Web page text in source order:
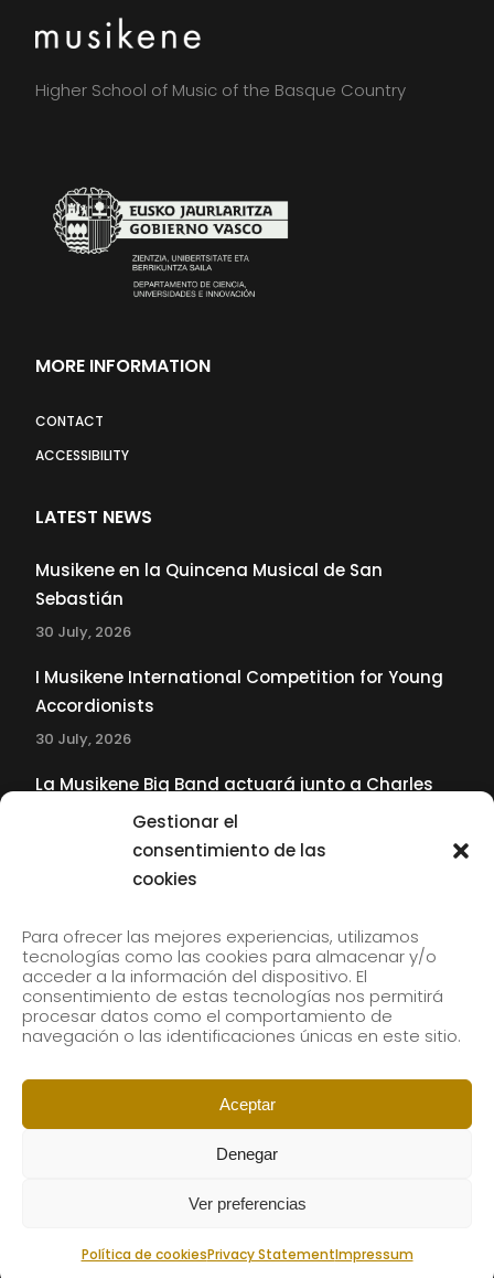
Gestionar el
consentimiento de las
cookies
Para ofrecer las mejores experiencias, utilizamos
tecnologías como las cookies para almacenar y/o
acceder a la información del dispositivo. El
consentimiento de estas tecnologías nos permitirá
procesar datos como el comportamiento de
navegación o las identificaciones únicas en este sitio.
Aceptar
Denegar
Ver preferencias
Política de cookiesPrivacy StatementImpressum
Higher School of Music of the Basque Country
MORE INFORMATION
CONTACT
ACCESSIBILITY
LATEST NEWS
Musikene en la Quincena Musical de San
Sebastián
30 July, 2026
I Musikene International Competition for Young
Accordionists
30 July, 2026
La Musikene Big Band actuará junto a Charles
Tolliver en el 61 Jazzaldia
Subscribe to our newsletter to receive our news by
email.